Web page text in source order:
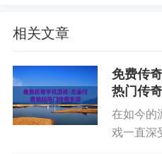
趋势的分水岭。
RSI、MACD：提示超买
相关文章
免费传
热门传
在如今的
戏一直深